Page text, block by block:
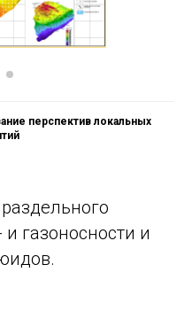
за счет различных
толщ
газоносности и